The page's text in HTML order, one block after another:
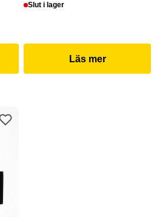
Slut i lager
Läs mer